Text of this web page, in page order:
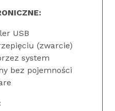
USB
(zwarcie)
system
bez pojemności